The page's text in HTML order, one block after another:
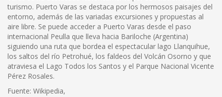
turismo. Puerto Varas se destaca por los hermosos paisajes del
entorno, además de las variadas excursiones y propuestas al
aire libre. Se puede acceder a Puerto Varas desde el paso
internacional Peulla que lleva hacia Bariloche (Argentina)
siguiendo una ruta que bordea el espectacular lago Llanquihue,
los saltos del río Petrohué, los faldeos del Volcán Osorno y que
atraviesa el Lago Todos los Santos y el Parque Nacional Vicente
Pérez Rosales.
Fuente: Wikipedia,